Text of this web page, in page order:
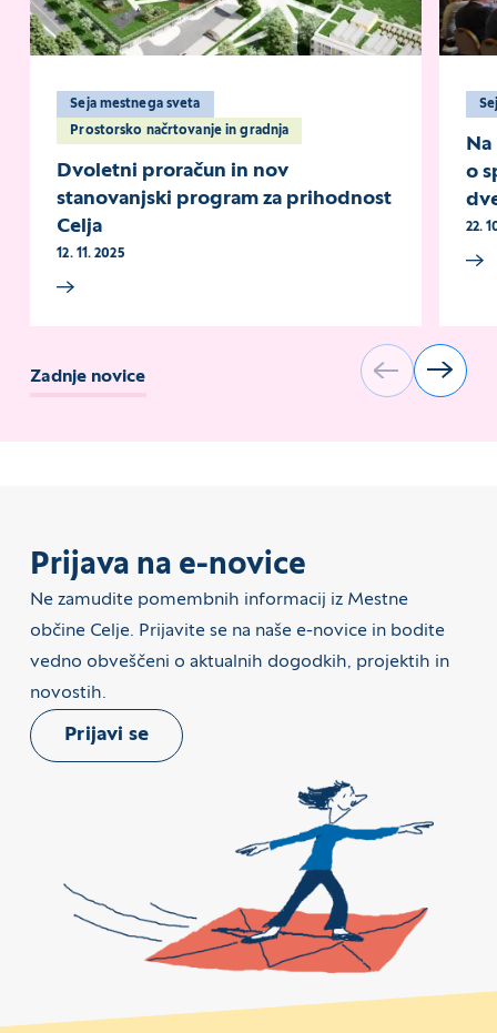
Zadnje novice
Seja mestnega sveta
Prostorsko načrtovanje in gradnja
Dvoletni proračun in nov
stanovanjski program za prihodnost
Celja
12. 11. 2025
o
22.
Prijava na e-novice
Ne zamudite pomembnih informacij iz Mestne
občine Celje. Prijavite se na naše e-novice in bodite
vedno obveščeni o aktualnih dogodkih, projektih in
novostih.
Prijavi se